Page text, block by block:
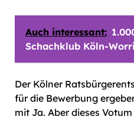
Auch interessant:
Schachklub Köln-
Der Kölner
für die Bewerbung
mit Ja. Aber dieses